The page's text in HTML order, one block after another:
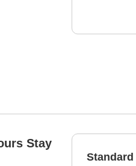
Stay
Standard